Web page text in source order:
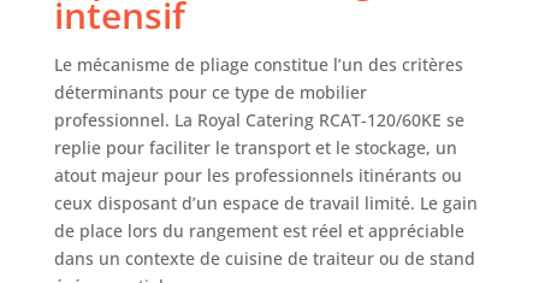
intensif
Le mécanisme de pliage constitue l’un des critères
déterminants pour ce type de mobilier
professionnel. La Royal Catering RCAT-120/60KE se
replie pour faciliter le transport et le stockage, un
atout majeur pour les professionnels itinérants ou
ceux disposant d’un espace de travail limité. Le gain
de place lors du rangement est réel et appréciable
dans un contexte de cuisine de traiteur ou de stand